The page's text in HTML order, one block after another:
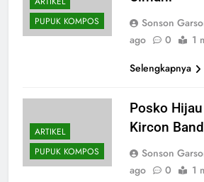
PUPUK KOMPOS
Sonson
ago
0
1
Selengkapnya
ARTIKEL
PUPUK KOMPOS
Posko
Kircon
Sonson
ago
0
1